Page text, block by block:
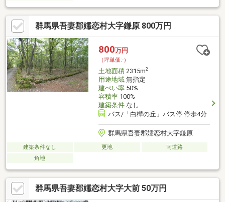
群馬県吾妻郡嬬恋村大字鎌原 800万円
800万円
（坪単価:-）
土地面積2315m2
用途地域無指定
建ぺい率50%
容積率100%
建築条件なし
バス/「白樺の丘」バス停 停歩4分
群馬県吾妻郡嬬恋村大字鎌原
建築条件なし 更地
南道路
角地
群馬県吾妻郡嬬恋村大字大前 50万円